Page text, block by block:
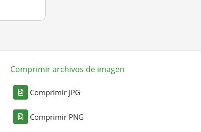
Comprimir archivos de imagen
Comprimir JPG
Comprimir PNG